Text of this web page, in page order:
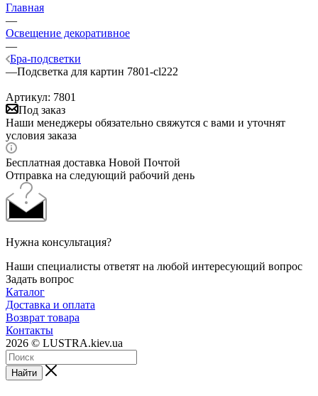
Главная
—
Освещение декоративное
—
Бра-подсветки
—Подсветка для картин 7801-cl222
Артикул: 7801
Под заказ
Наши менеджеры обязательно свяжутся с вами и уточнят
условия заказа
Бесплатная доставка Новой Почтой
Отправка на следующий рабочий день
Нужна консультация?
Наши специалисты ответят на любой интересующий вопрос
Задать вопрос
Каталог
Доставка и оплата
Возврат товара
Контакты
2026 © LUSTRA.kiev.ua
Найти